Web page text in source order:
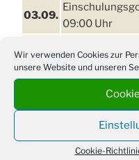
Wir verwenden Cookies zur
unsere Website und unseren
Cookie-
03.09.
09:00 Uhr
13.09.
Erntefest in
Disco für Jung
(Ernteverein)
12.09.
Kindergarten